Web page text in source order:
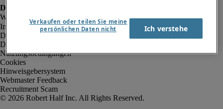
Impressum
Datenschutz
Datenschutz Arbeitnehmer/Zeitarbeitskräfte
Nutzungsbedingungen
Cookies
Hinweisgebersystem
Webmaster Feedback
Recruitment Scam
Verkaufen oder teilen Sie meine
persönlichen Daten nicht
Ich verstehe